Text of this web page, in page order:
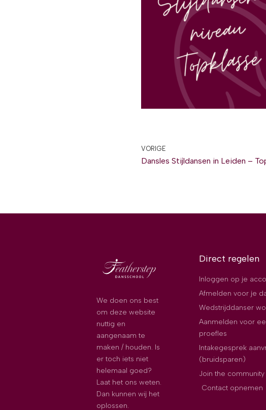
VORIGE
Dansles Stijldansen in Leiden –
We doen ons best
om deze website
nuttig en
aangenaam te
maken / houden. Is
er toch iets niet
helemaal goed?
Laat het ons weten.
Dan kunnen wij het
oplossen.
Direct regelen
Inloggen op je
Afmelden voor je
Wedstrijddanser
Aanmelden voor
proefles
Intakegesprek
(bruidsparen)
Join the community
Contact opnemen